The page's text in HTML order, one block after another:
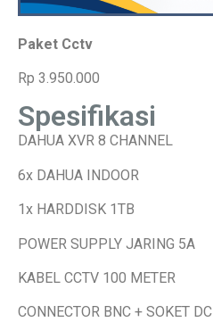
Paket Cctv
Rp 3.950.000
Spesifikasi
DAHUA XVR 8 CHANNEL
6x DAHUA INDOOR
1x HARDDISK 1TB
POWER SUPPLY JARING 5A
KABEL CCTV 100 METER
CONNECTOR BNC + SOKET DC